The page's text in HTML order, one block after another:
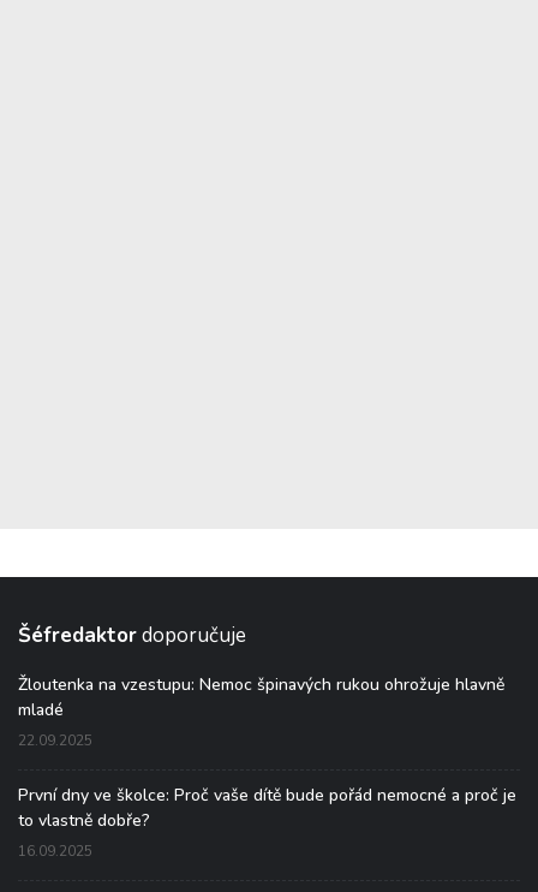
Šéfredaktordoporučuje
Žloutenka na vzestupu: Nemoc špinavých rukou ohrožuje hlavně
mladé
22.09.2025
První dny ve školce: Proč vaše dítě bude pořád nemocné a proč je
to vlastně dobře?
16.09.2025